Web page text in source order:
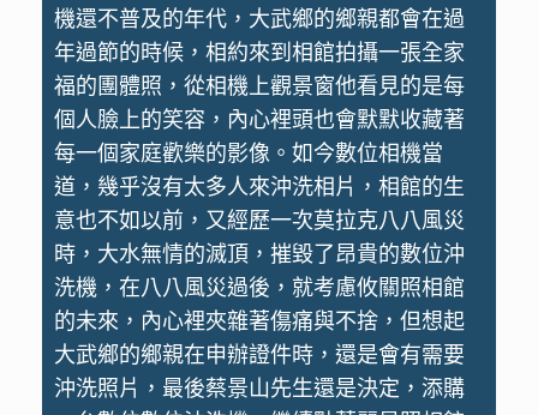
機還不普及的年代，大武鄉的鄉親都會在過
年過節的時候，相約來到相館拍攝一張全家
福的團體照，從相機上觀景窗他看見的是每
個人臉上的笑容，內心裡頭也會默默收藏著
每一個家庭歡樂的影像。如今數位相機當
道，幾乎沒有太多人來沖洗相片，相館的生
意也不如以前，又經歷一次莫拉克八八風災
時，大水無情的滅頂，摧毀了昂貴的數位沖
洗機，在八八風災過後，就考慮攸關照相館
的未來，內心裡夾雜著傷痛與不捨，但想起
大武鄉的鄉親在申辦證件時，還是會有需要
沖洗照片，最後蔡景山先生還是決定，添購